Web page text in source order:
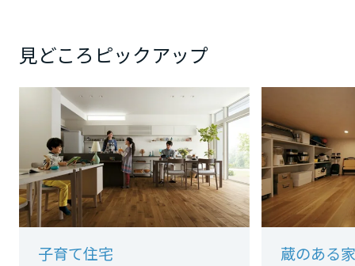
見どころピックアップ
子育て住宅 蔵のある家
近畿エリア
滋賀県
京都府
大阪府